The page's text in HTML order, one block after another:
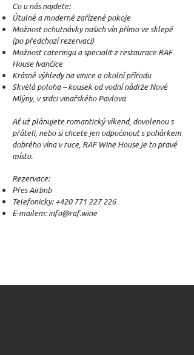
Co u nás najdete:
Útulné a moderně zařízené pokoje
Možnost ochutnávky našich vín přímo ve sklepě
(po předchozí rezervaci)
Možnost cateringu a specialit z restaurace RAF
House Ivančice
Krásné výhledy na vinice a okolní přírodu
Skvělá poloha – kousek od vodní nádrže Nové
Mlýny, v srdci vinařského Pavlova
Ať už plánujete romantický víkend, dovolenou s
přáteli, nebo si chcete jen odpočinout s pohárkem
dobrého vína v ruce, RAF Wine House je to pravé
místo.
Rezervace:
Přes Airbnb
Telefonicky:+420 771 227 226
E-mailem:info@raf.wine